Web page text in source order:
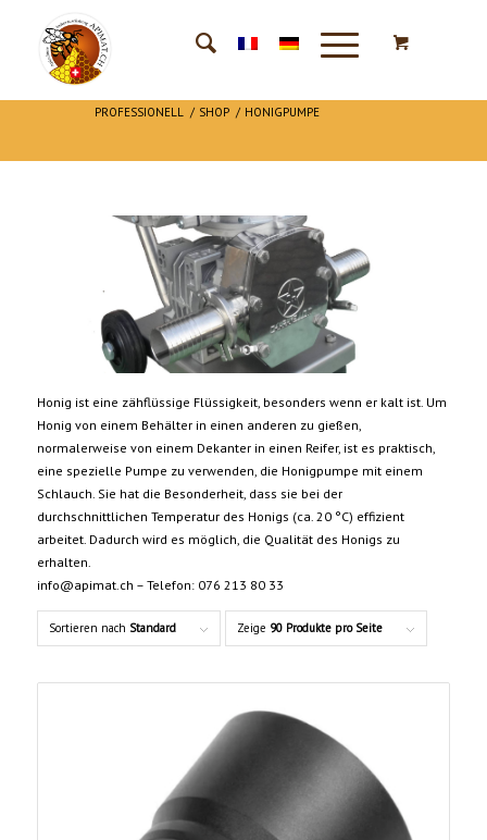
PROFESSIONELL / SHOP / HONIGPUMPE
Honig ist eine zähflüssige Flüssigkeit, besonders wenn er kalt ist. Um
Honig von einem Behälter in einen anderen zu gießen,
normalerweise von einem Dekanter in einen Reifer, ist es praktisch,
eine spezielle Pumpe zu verwenden, die Honigpumpe mit einem
Schlauch. Sie hat die Besonderheit, dass sie bei der
durchschnittlichen Temperatur des Honigs (ca. 20 °C) effizient
arbeitet. Dadurch wird es möglich, die Qualität des Honigs zu
erhalten.
info@apimat.ch – Telefon: 076 213 80 33
Sortieren nach Standard Zeige 90 Produkte pro Seite